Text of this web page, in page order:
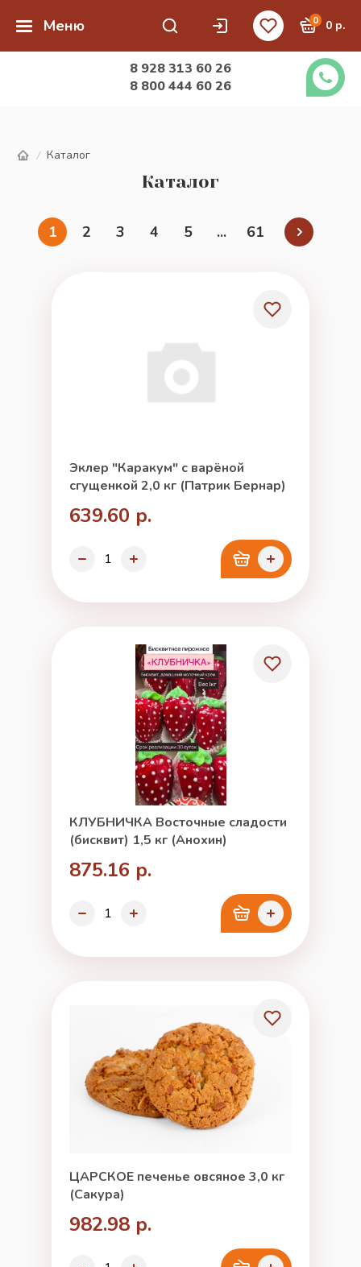
Меню 0 0 р.
8 928 313 60 26
8 800 444 60 26
/ Каталог
Каталог
1 2 3 4 5 ... 61
Эклер "Каракум" с варёной
сгущенкой 2,0 кг (Патрик Бернар)
639.60 р.
КЛУБНИЧКА Восточные сладости
(бисквит) 1,5 кг (Анохин)
875.16 р.
ЦАРСКОЕ печенье овсяное 3,0 кг
(Сакура)
982.98 р.